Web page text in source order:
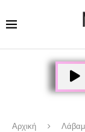
Αρχική